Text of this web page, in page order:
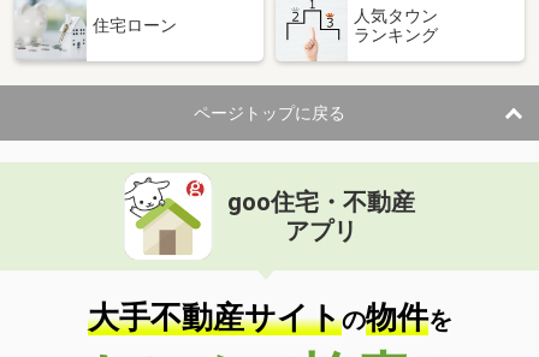
住 所
静岡県磐田市見付
専有面積 60.29m²
間取り
2LDK
静岡県榛原郡吉田町神戸
価 格
住 所
静岡県榛原郡吉田町神戸
専有面積 47.54m²
間取り
2DK
静岡県磐田市壱貫地
住宅ローン
人気タウン
ランキング
ページトップに戻る
goo住宅・不動産
アプリ
大手不動産サイトの物件を